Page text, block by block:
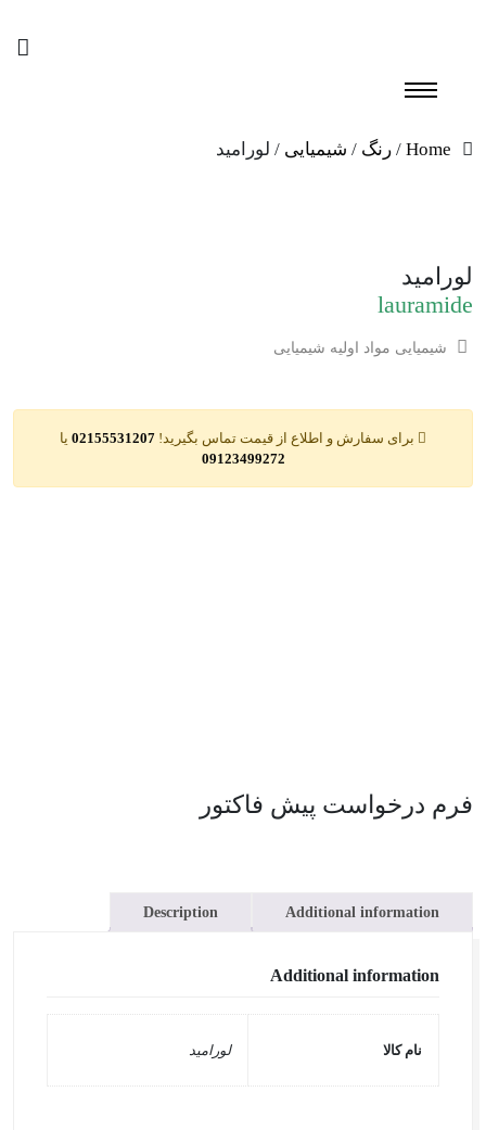
Home
/ رنگ / شیمیایی / لورامید
لورامید
lauramide
شیمیایی مواد اولیه شیمیایی
برای سفارش و اطلاع از قیمت تماس بگیرید! 02155531207 یا
09123499272
فرم درخواست پیش فاکتور
Additional information
Description
Additional information
نام کالا لورامید